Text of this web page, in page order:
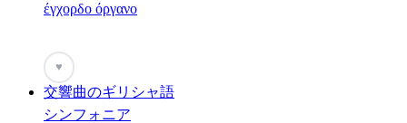
έγχορδο όργανο
♥
交響曲のギリシャ語
シンフォニア